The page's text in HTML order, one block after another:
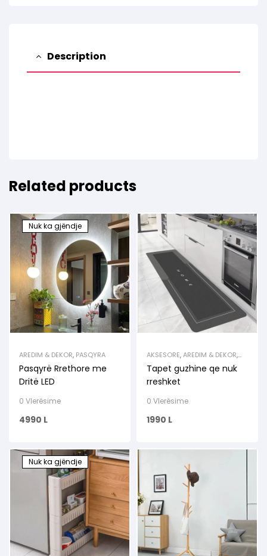
Description
Related products
Nuk ka gjëndje
AREDIM & DEKOR, PASQYRA
Pasqyrë Rrethore me
Dritë LED
0 Vlerësime
4990 L
AKSESORE,AREDIM & DEKOR,
Tapet guzhine qe nuk
rreshket
0 Vlerësime
1990 L
Nuk ka gjëndje